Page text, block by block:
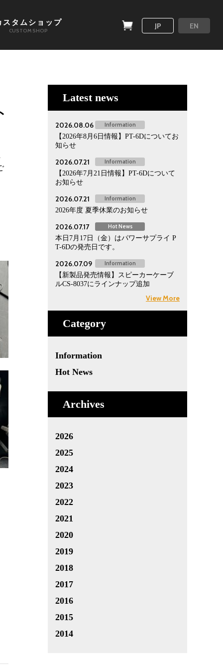
スタムショップ
CUSTOM SHOP
JP EN
Latest news
2026.08.06 Information
【2026年8月6日情報】PT-6Dについてお
知らせ
2026.07.21 Information
【2026年7月21日情報】PT-6Dについて
お知らせ
2026.07.21 Information
2026年度 夏季休業のお知らせ
2026.07.17 Hot News
本日7月17日（金）はパワーサプライ P
T-6Dの発売日です。
2026.07.09 Information
【新製品発売情報】スピーカーケーブ
ルCS-8037にラインナップ追加
View More
Category
Information
Hot News
Archives
2026
2025
2024
2023
2022
2021
2020
2019
2018
2017
2016
2015
2014